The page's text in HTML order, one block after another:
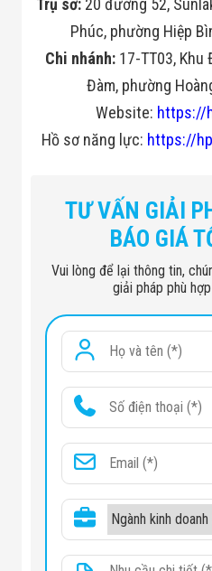
Phúc, phường Hiệp
Chi nhánh:17-TT03, Khu
Đàm, phường
Website: https://
Hồ sơ năng lực: https://
TƯ VẤN GIẢI
BÁO GIÁ
Vui lòng để lại thông tin,
giải pháp phù